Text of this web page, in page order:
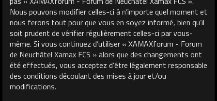
Nous pouvons modifier celles-ci à n’importe quel moment et
nous ferons tout pour que vous en soyez informé, bien qu’il
soit prudent de vérifier régulièrement celles-ci par vous-
même. Si vous continuez d’utiliser « XAMAXforum - Forum
de Neuchâtel Xamax FCS » alors que des changements ont
été effectués, vous acceptez d’être légalement responsable
des conditions découlant des mises à jour et/ou
modifications.